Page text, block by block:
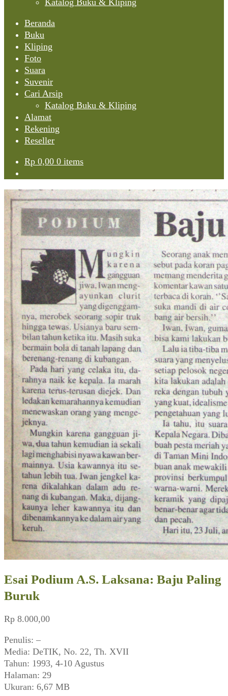
Katalog Buku & Kliping
Beranda
Buku
Kliping
Foto
Suara
Suvenir
Cari Arsip
Katalog Buku & Kliping
Alamat
Rekening
Reseller
Rp 0,00 0 items
Esai Podium A.S. Laksana: Baju Paling
Buruk
Rp 8.000,00
Penulis: –
Media: DeTIK, No. 22, Th. XVII
Tahun: 1993, 4-10 Agustus
Halaman: 29
Ukuran: 6,67 MB